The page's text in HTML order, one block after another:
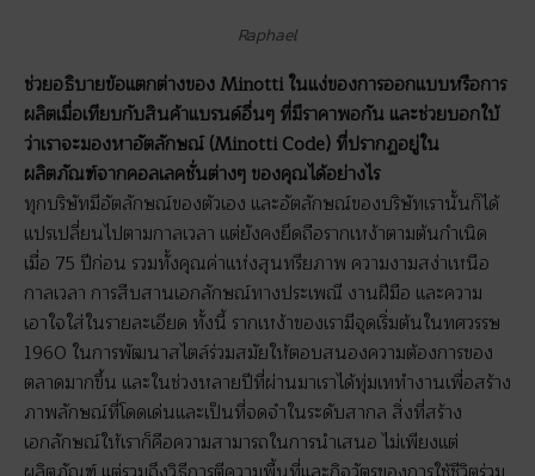
Raphael
ช่วยอธิบายข้อแตกต่างของMinotti ในแง่ของการออกแบบหรือการ
ผลิตเมื่อเทียบกับสินค้าแบรนด์อื่นๆ ที่มีราคาพอกัน และช่วยบอกใบ้
ว่าเราจะมองหาอัตลักษณ์ (Minotti Code) ที่ปรากฏอยู่ใน
ผลิตภัณฑ์จากคอลเลคชั่นต่างๆ ของคุณได้อย่างไร
ทุกบริษัทมีอัตลักษณ์ของตัวเอง และอัตลักษณ์ของบริษัทเรานั้นก็ได้
แปรเปลี่ยนไปตามกาลเวลา แต่ยังคงยึดถือรากเหง้าตามต้นกำเนิด
เมื่อ 75 ปีก่อน รวมทั้งคุณค่าแห่งสุนทรียภาพ ความงามสง่าเหนือ
กาลเวลา การสืบสานเอกลักษณ์ทางประเพณี งานฝีมือ และความ
เอาใจใส่ในรายละเอียด ทั้งนี้ รากเหง้าของเรามีจุดเริ่มต้นในทศวรรษ
1960 ในการพัฒนาสไตล์ร่วมสมัยให้ตอบสนองความต้องการของ
ตลาดมากขึ้น และในช่วงหลายปีที่ผ่านมาเราได้ทุ่มเททำงานเพื่อสร้าง
ภาพลักษณ์ที่โดดเด่นและเป็นที่จดจำในระดับสากล สิ่งที่สร้าง
เอกลักษณ์ให้เราก็คือความสามารถในการนำเสนอ ไม่เพียงแต่